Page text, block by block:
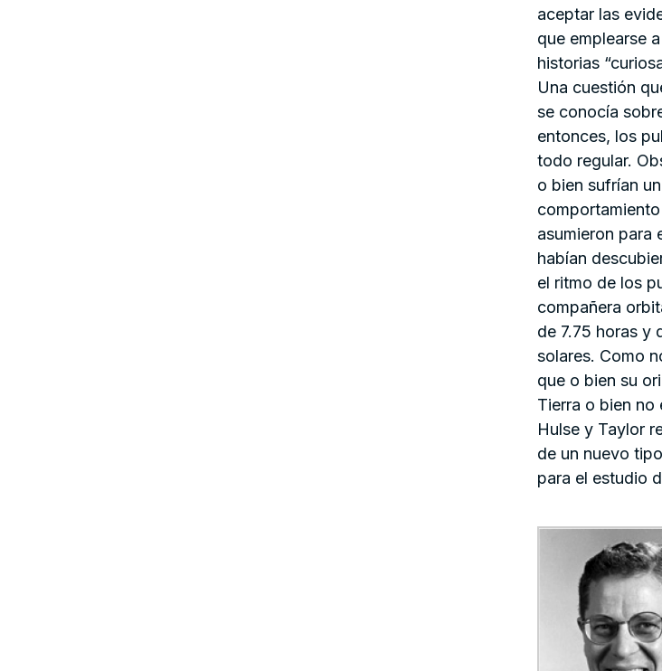
aceptar las
que emplearse
historias
Una cuestión
se conocía
entonces, los
todo regular.
o bien sufrían
asumieron para
habían
el ritmo de los
compañera
de 7.75 horas y
solares. Como
que o bien su
Tierra o bien no
Hulse y Taylor
de un nuevo
para el estudio